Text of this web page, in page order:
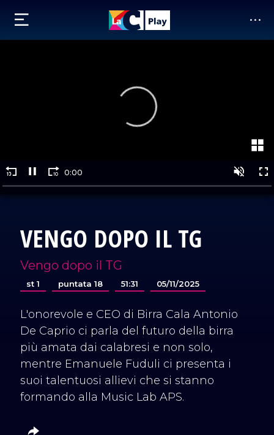
VENGO DOPO IL TG
Vengo dopo il TG
st 1 puntata 18 51:31 05/11/2025
L'onorevole e CEO di Birra Cala Antonio
De Caprio ci parla del futuro della birra
più amata dai calabresi e non solo,
mentre Emanuele Fuduli ci presenta i
suoi talentuosi allievi che si stanno
formando alla Music Lab APS.